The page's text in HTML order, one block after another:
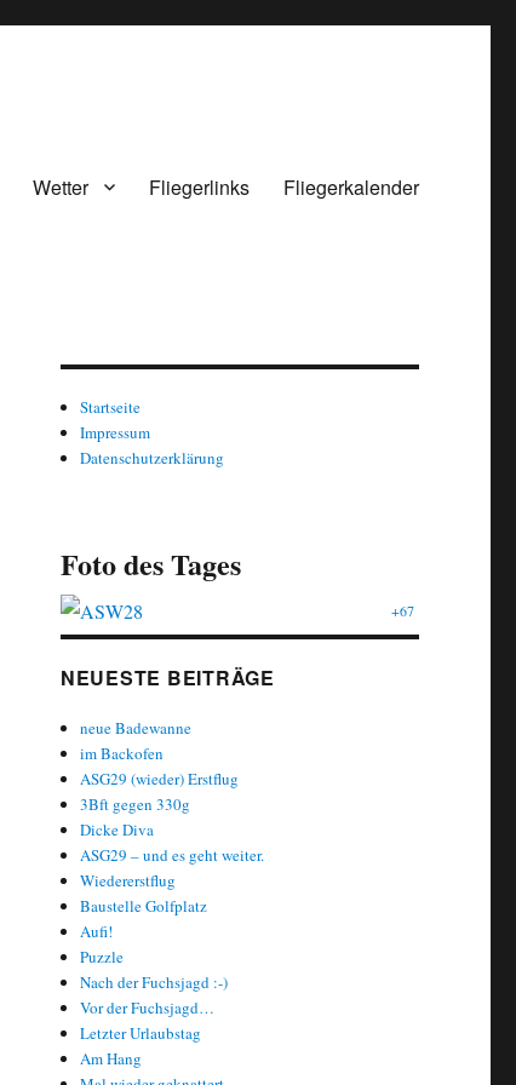
Wetter Fliegerlinks Fliegerkalender
Startseite
Impressum
Datenschutzerklärung
Foto des Tages
+67
NEUESTE BEITRÄGE
neue Badewanne
im Backofen
ASG29 (wieder) Erstflug
3Bft gegen 330g
Dicke Diva
ASG29 – und es geht weiter.
Wiedererstflug
Baustelle Golfplatz
Aufi!
Puzzle
Nach der Fuchsjagd :-)
Vor der Fuchsjagd…
Letzter Urlaubstag
Am Hang